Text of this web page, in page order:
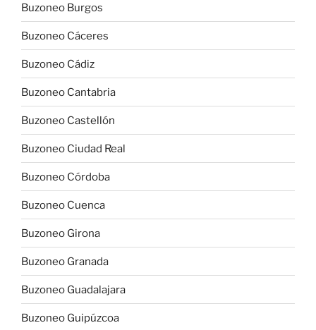
Buzoneo Burgos
Buzoneo Cáceres
Buzoneo Cádiz
Buzoneo Cantabria
Buzoneo Castellón
Buzoneo Ciudad Real
Buzoneo Córdoba
Buzoneo Cuenca
Buzoneo Girona
Buzoneo Granada
Buzoneo Guadalajara
Buzoneo Guipúzcoa